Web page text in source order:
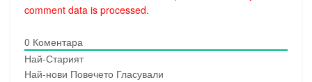
comment data is processed.
0 Коментара
Най-Старият
Най-нови Повечето Гласували